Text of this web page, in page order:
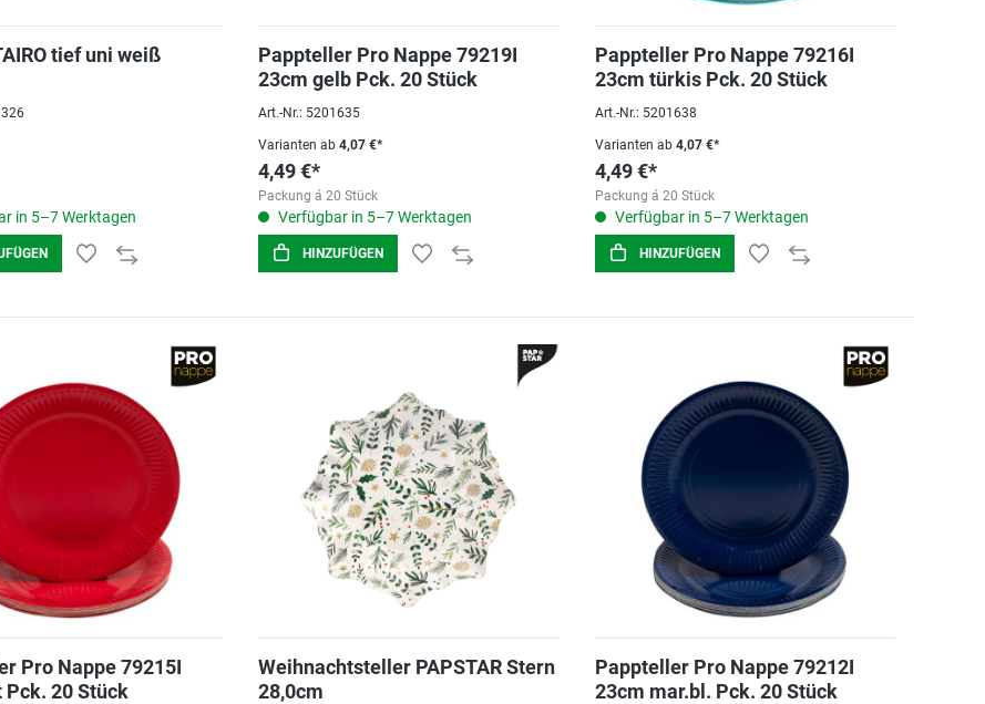
tief uni weiß
in 5–7 Werktagen
Pappteller Pro Nappe 79219I
23cm gelb Pck. 20 Stück
Art.-Nr.: 5201635
Varianten ab 4,07 €*
4,49 €*
Packung á 20 Stück
Verfügbar in 5–7 Werktagen
HINZUFÜGEN
Pappteller Pro Nappe 79216I
23cm türkis Pck. 20 Stück
Art.-Nr.: 5201638
Varianten ab4,07 €*
4,49 €*
Packung á 20 Stück
Verfügbar in 5–7 Werktagen
HINZUFÜGEN
Pro Nappe 79215I
Pck. 20 Stück
Weihnachtsteller PAPSTAR Stern
28,0cm
Pappteller Pro Nappe 79212I
23cm mar.bl. Pck. 20 Stück